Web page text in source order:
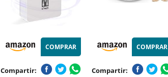
COMPRAR
Compartir:
COMPRAR
Compartir: